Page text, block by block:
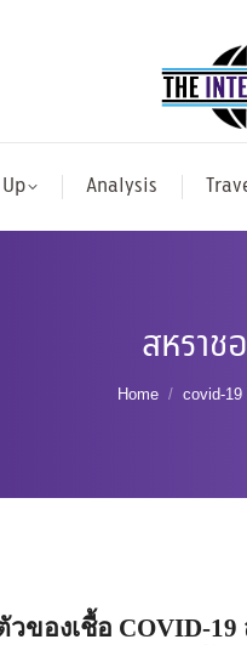
Analysis
สหราช
You are here:
Home covid-19
วของเชื้อ COVID-19